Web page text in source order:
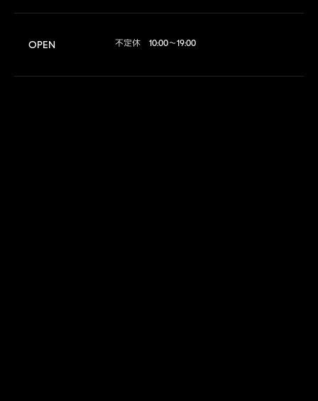
OPEN 不定休　10:00～19:00